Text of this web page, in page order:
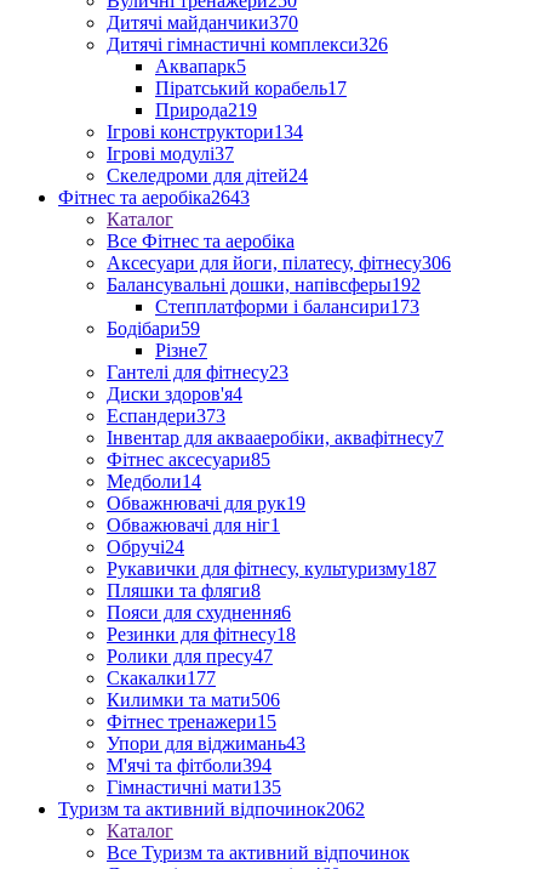
Дитячі майданчики370
Дитячі гімнастичні комплекси326
Аквапарк5
Піратський корабель17
Природа219
Ігрові конструктори134
Ігрові модулі37
Скеледроми для дітей24
Фітнес та аеробіка2643
Каталог
Все Фітнес та аеробіка
Аксесуари для йоги, пілатесу, фітнесу306
Балансувальні дошки, напівсферы192
Степплатформи і балансири173
Бодібари59
Різне7
Гантелі для фітнесу23
Диски здоров'я4
Еспандери373
Інвентар для аквааеробіки, аквафітнесу7
Фітнес аксесуари85
Медболи14
Обважнювачі для рук19
Обважювачі для ніг1
Обручі24
Рукавички для фітнесу, культуризму187
Пляшки та фляги8
Пояси для схуднення6
Резинки для фітнесу18
Ролики для пресу47
Скакалки177
Килимки та мати506
Фітнес тренажери15
Упори для віджимань43
М'ячі та фітболи394
Гімнастичні мати135
Туризм та активний відпочинок2062
Каталог
Все Туризм та активний відпочинок